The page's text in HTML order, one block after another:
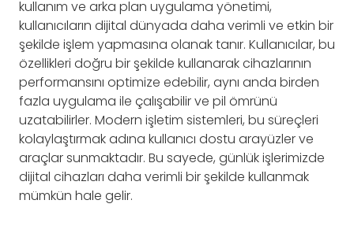
kullanım ve arka plan uygulama yönetimi,
kullanıcıların dijital dünyada daha verimli ve etkin bir
şekilde işlem yapmasına olanak tanır. Kullanıcılar, bu
özellikleri doğru bir şekilde kullanarak cihazlarının
performansını optimize edebilir, aynı anda birden
fazla uygulama ile çalışabilir ve pil ömrünü
uzatabilirler. Modern işletim sistemleri, bu süreçleri
kolaylaştırmak adına kullanıcı dostu arayüzler ve
araçlar sunmaktadır. Bu sayede, günlük işlerimizde
dijital cihazları daha verimli bir şekilde kullanmak
mümkün hale gelir.